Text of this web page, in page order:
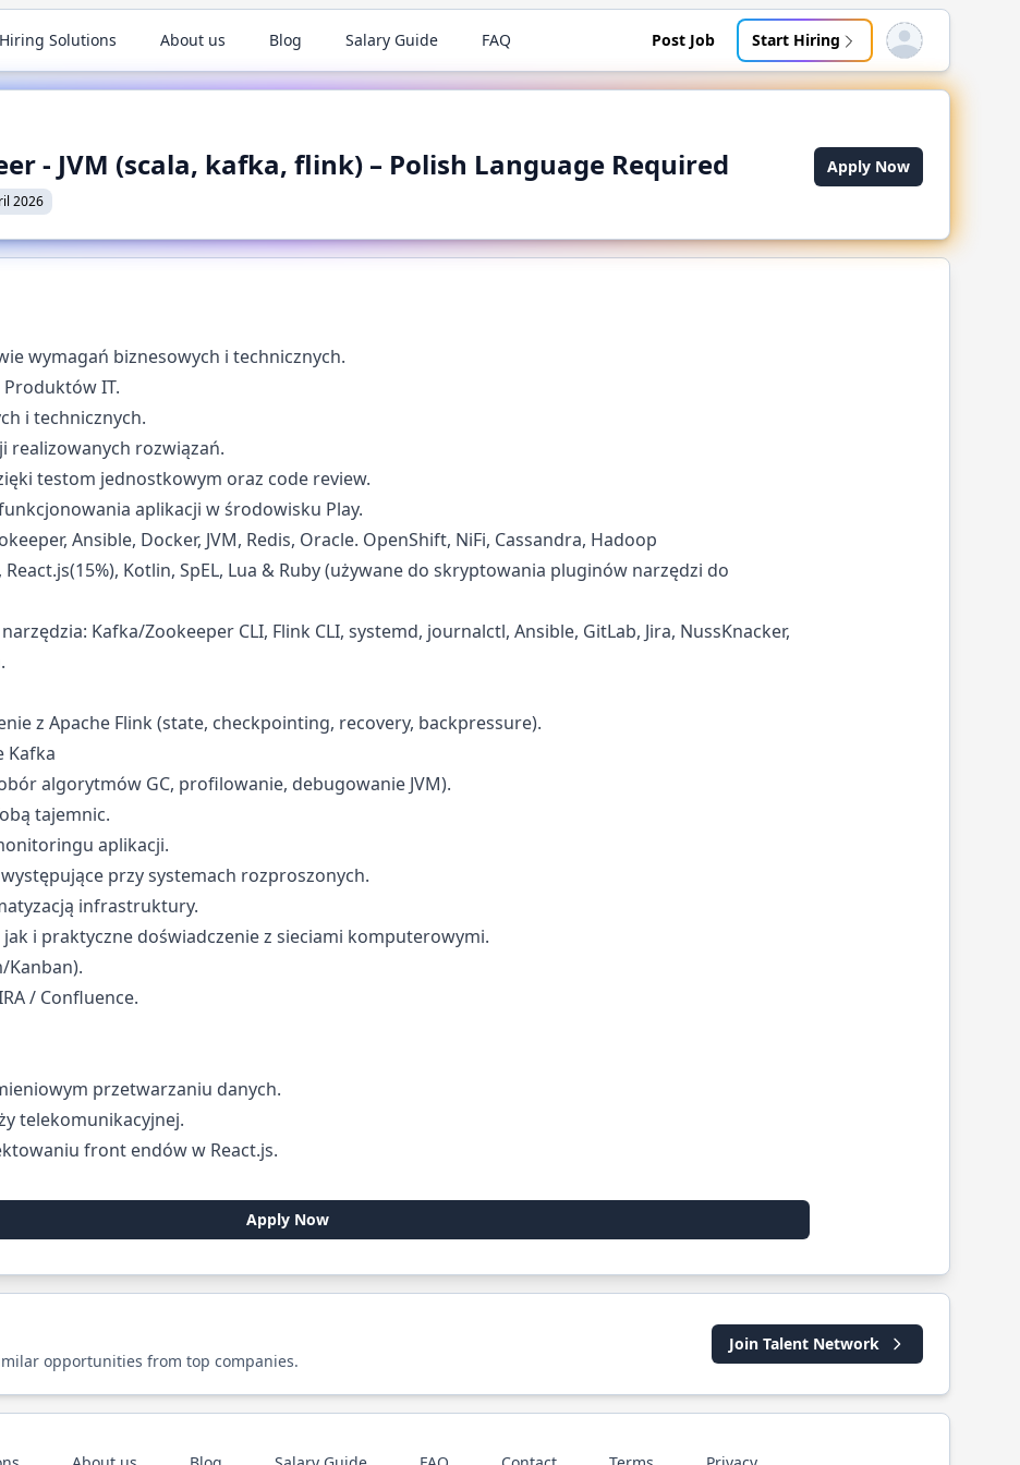
Hiring Solutions About us Blog Salary Guide FAQ Post Job Start Hiring Open user menu
- JVM (scala, kafka, flink) – Polish Language Required
2026
Apply Now
wymagań biznesowych i technicznych.
IT.
i technicznych.
realizowanych rozwiązań.
testom jednostkowym oraz code review.
aplikacji w środowisku Play.
Ansible, Docker, JVM, Redis, Oracle. OpenShift, NiFi, Cassandra, Hadoop
React.js(15%), Kotlin, SpEL, Lua & Ruby (używane do skryptowania pluginów narzędzi do
Kafka/Zookeeper CLI, Flink CLI, systemd, journalctl, Ansible, GitLab, Jira, NussKnacker,
z Apache Flink (state, checkpointing, recovery, backpressure).
Kafka
algorytmów GC, profilowanie, debugowanie JVM).
tajemnic.
aplikacji.
przy systemach rozproszonych.
infrastruktury.
i praktyczne doświadczenie z sieciami komputerowymi.
Kanban).
/ Confluence.
przetwarzaniu danych.
telekomunikacyjnej.
front endów w React.js.
Apply Now
opportunities from top companies.
Join Talent Network